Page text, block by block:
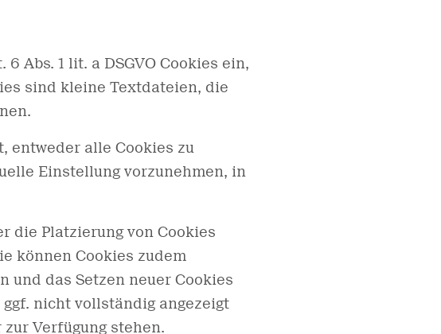
Abs. 1 lit. a DSGVO Cookies ein,
sind kleine Textdateien, die
entweder alle Cookies zu
Einstellung vorzunehmen, in
die Platzierung von Cookies
können Cookies zudem
und das Setzen neuer Cookies
nicht vollständig angezeigt
Verfügung stehen.